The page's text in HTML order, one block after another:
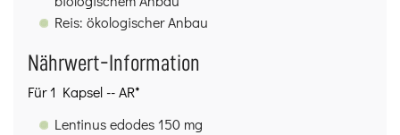
Reis: ökologischer Anbau
Nährwert-Information
Für 1 Kapsel -- AR*
Lentinus edodes 150 mg